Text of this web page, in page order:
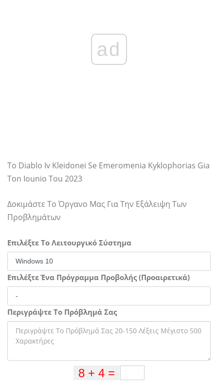
ad
To Diablo Iv Kleidonei Se Emeromenia Kyklophorias Gia
Ton Iounio Tou 2023
Δοκιμάστε Το Όργανο Μας Για Την Εξάλειψη Των
Προβλημάτων
Επιλέξτε Το Λειτουργικό Σύστημα
Επιλέξτε Ένα Πρόγραμμα Προβολής (Προαιρετικά)
Περιγράψτε Το Πρόβλημά Σας